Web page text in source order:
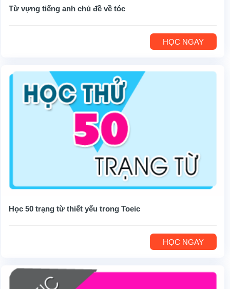
Từ vựng tiếng anh chủ đề về tóc
HỌC NGAY
Học 50 trạng từ thiết yếu trong Toeic
HỌC NGAY